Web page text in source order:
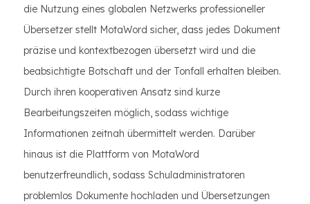
die Nutzung eines globalen Netzwerks professioneller
Übersetzer stellt MotaWord sicher, dass jedes Dokument
präzise und kontextbezogen übersetzt wird und die
beabsichtigte Botschaft und der Tonfall erhalten bleiben.
Durch ihren kooperativen Ansatz sind kurze
Bearbeitungszeiten möglich, sodass wichtige
Informationen zeitnah übermittelt werden. Darüber
hinaus ist die Plattform von MotaWord
benutzerfreundlich, sodass Schuladministratoren
problemlos Dokumente hochladen und Übersetzungen